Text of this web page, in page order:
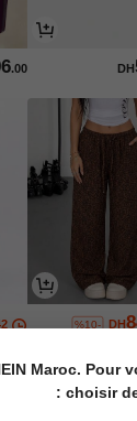
DH
.00
DH
%10-
Maroc. Pour
choisir de